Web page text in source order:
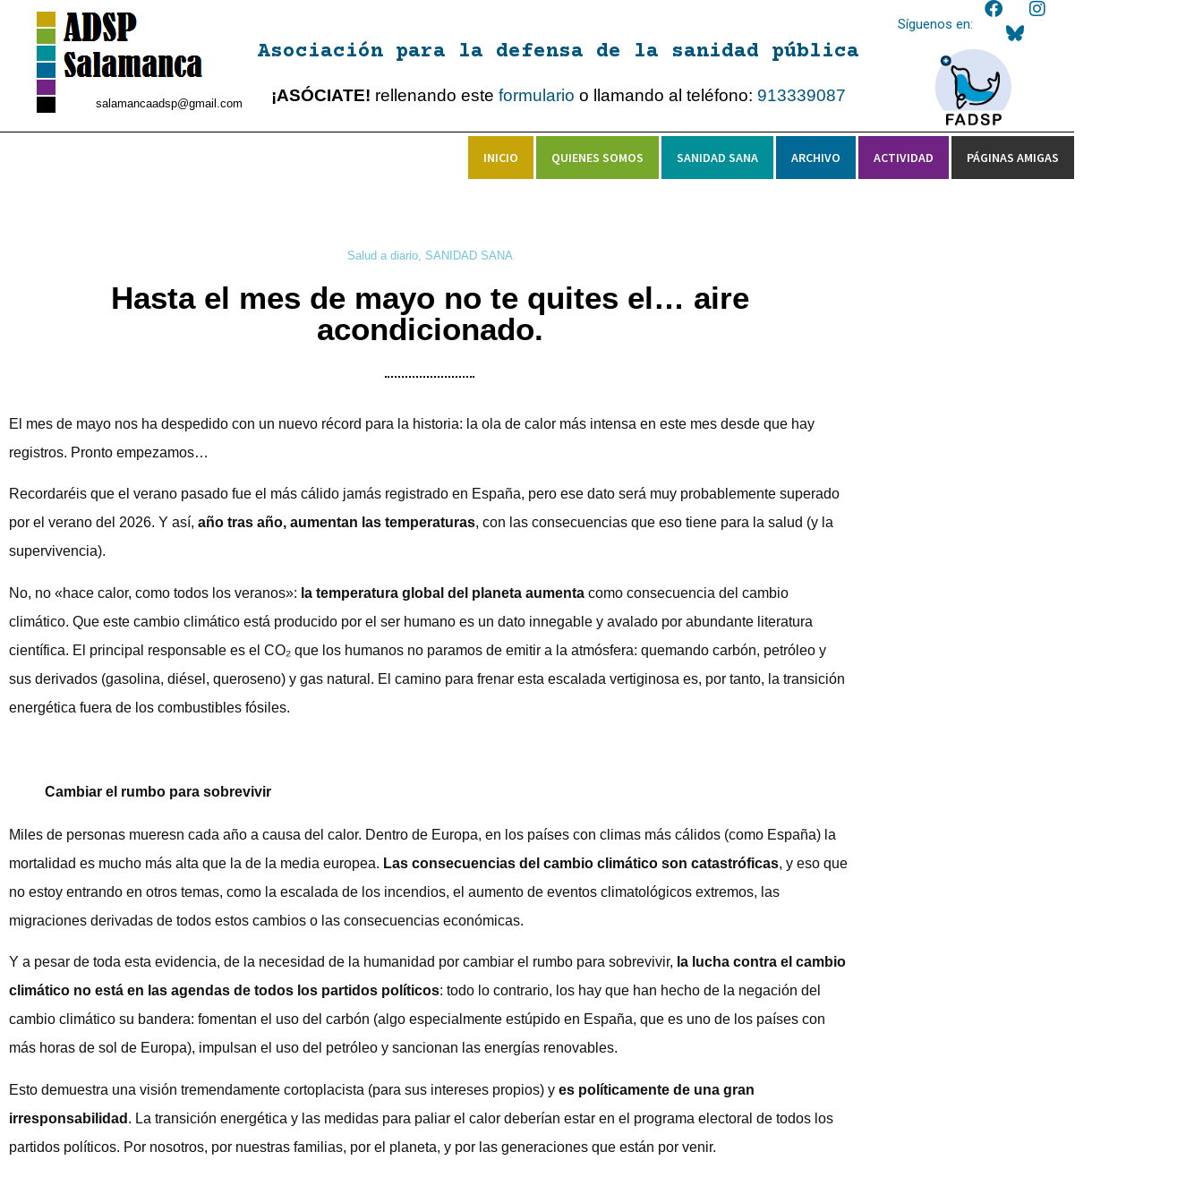
salamancaadsp@gmail.com
Asociación para la defensa de la sanidad pública
¡ASÓCIATE! rellenando esteformulario o llamando al teléfono: 913339087
Síguenos en:
INICIO QUIENES SOMOS SANIDAD SANA ARCHIVO ACTIVIDAD PÁGINAS AMIGAS
Salud a diario, SANIDAD SANA
Hasta el mes de mayo no te quites el… aire
acondicionado.
El mes de mayo nos ha despedido con un nuevo récord para la historia: la ola de calor más intensa en este mes desde que hay
registros. Pronto empezamos…
Recordaréis que el verano pasado fue el más cálido jamás registrado en España, pero ese dato será muy probablemente superado
por el verano del 2026. Y así, año tras año, aumentan las temperaturas, con las consecuencias que eso tiene para la salud (y la
supervivencia).
No, no «hace calor, como todos los veranos»: la temperatura global del planeta aumenta como consecuencia del cambio
climático. Que este cambio climático está producido por el ser humano es un dato innegable y avalado por abundante literatura
científica. El principal responsable es el CO₂ que los humanos no paramos de emitir a la atmósfera: quemando carbón, petróleo y
sus derivados (gasolina, diésel, queroseno) y gas natural. El camino para frenar esta escalada vertiginosa es, por tanto, la transición
energética fuera de los combustibles fósiles.
Cambiar el rumbo para sobrevivir
Miles de personas mueresn cada año a causa del calor. Dentro de Europa, en los países con climas más cálidos (como España) la
mortalidad es mucho más alta que la de la media europea. Las consecuencias del cambio climático son catastróficas, y eso que
no estoy entrando en otros temas, como la escalada de los incendios, el aumento de eventos climatológicos extremos, las
migraciones derivadas de todos estos cambios o las consecuencias económicas.
Y a pesar de toda esta evidencia, de la necesidad de la humanidad por cambiar el rumbo para sobrevivir, la lucha contra el cambio
climático no está en las agendas de todos los partidos políticos: todo lo contrario, los hay que han hecho de la negación del
cambio climático su bandera: fomentan el uso del carbón (algo especialmente estúpido en España, que es uno de los países con
más horas de sol de Europa), impulsan el uso del petróleo y sancionan las energías renovables.
Esto demuestra una visión tremendamente cortoplacista (para sus intereses propios) y es políticamente de una gran
irresponsabilidad . La transición energética y las medidas para paliar el calor deberían estar en el programa electoral de todos los
partidos políticos. Por nosotros, por nuestras familias, por el planeta, y por las generaciones que están por venir.